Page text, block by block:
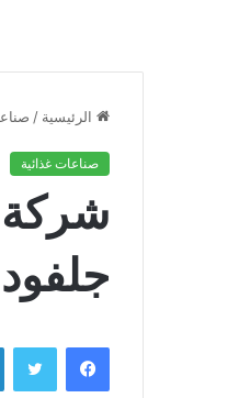
الرئيسية /
صناعات غذائية
شركة
فيسبوك